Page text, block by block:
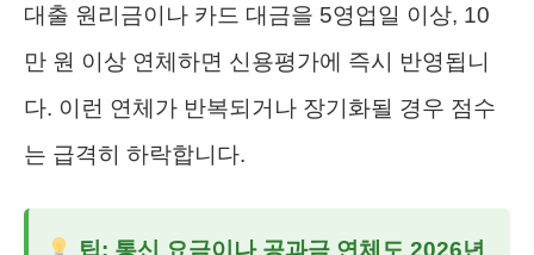
대출 원리금이나 카드 대금을 5영업일 이상, 10
만 원 이상 연체하면 신용평가에 즉시 반영됩니
다. 이런 연체가 반복되거나 장기화될 경우 점수
는 급격히 하락합니다.
팁: 통신 요금이나 공과금 연체도 2026년